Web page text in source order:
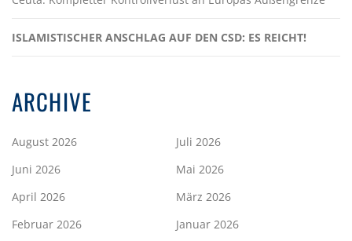
ISLAMISTISCHER ANSCHLAG AUF DEN CSD: ES REICHT!
ARCHIVE
August 2026
Juli 2026
Juni 2026
Mai 2026
April 2026
März 2026
Februar 2026
Januar 2026